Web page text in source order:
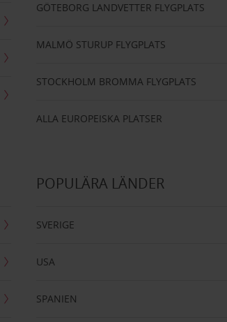
GÖTEBORG LANDVETTER FLYGPLATS
MALMÖ STURUP FLYGPLATS
STOCKHOLM BROMMA FLYGPLATS
ALLA EUROPEISKA PLATSER
POPULÄRA LÄNDER
SVERIGE
USA
SPANIEN